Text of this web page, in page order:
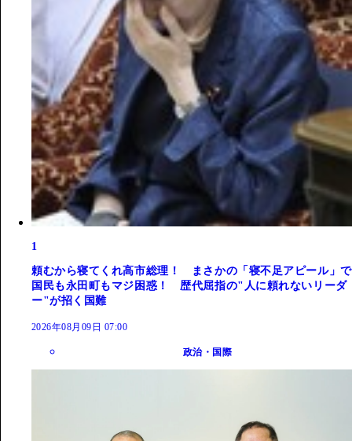
1
頼むから寝てくれ高市総理！ まさかの「寝不足アピール」で
国民も永田町もマジ困惑！ 歴代屈指の"人に頼れないリーダ
ー"が招く国難
2026年08月09日 07:00
政治・国際